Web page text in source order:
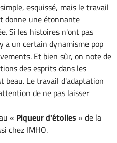
esquissé, mais le travail
donne une étonnante
Si les histoires n'ont pas
a un certain dynamisme pop
Et bien sûr, on note de
des esprits dans les
beau. Le travail d'adaptation
de ne pas laisser
« Piqueur d'étoiles » de la
chez IMHO.